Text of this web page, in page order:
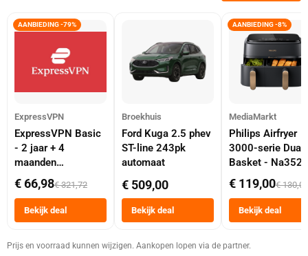
AANBIEDING -79%
ExpressVPN
ExpressVPN Basic
- 2 jaar + 4
maanden
abonnement
€ 66,98€ 321,72
Bekijk deal
Broekhuis
Ford Kuga 2.5 phev
ST-line 243pk
automaat
€ 509,00
Bekijk deal
AANBIEDING -8%
MediaMarkt
Philips Airfryer
3000-serie Dual
Basket -
Dubbele Mand 9
Tot 6 Personen
Heteluchtfriteuse
Zwart
€ 119,00€ 130,00
Bekijk deal
Prijs en voorraad kunnen wijzigen. Aankopen lopen via de partner.